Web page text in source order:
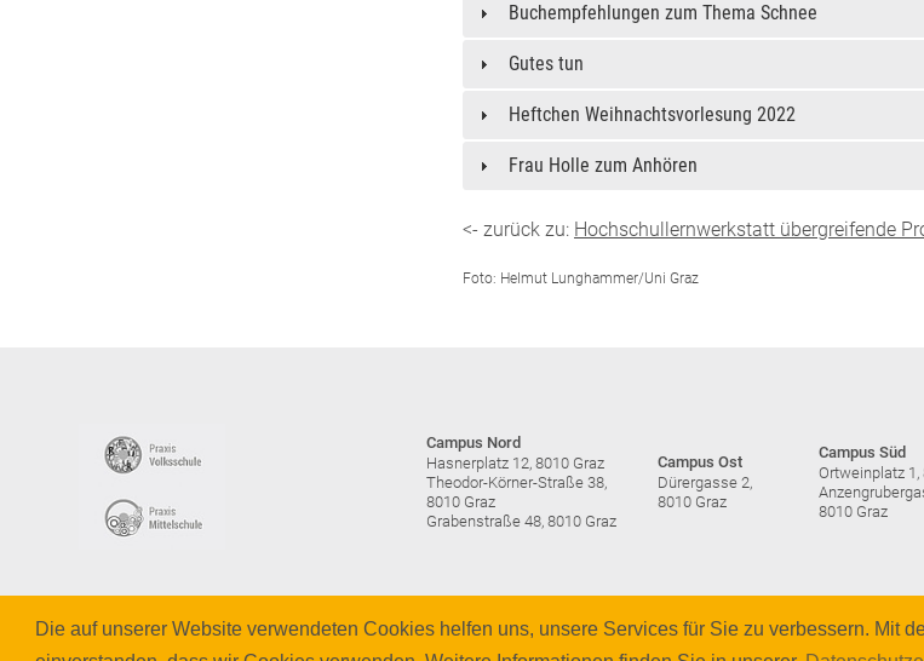
Die auf unserer Website verwendeten Cookies helfen uns, unsere Services für Sie zu verbessern. Mit
Buchempfehlungen zum Thema Schnee
Gutes tun
Heftchen Weihnachtsvorlesung 2022
Frau Holle zum Anhören
<- zurück zu: Hochschullernwerkstatt übergreifende
Foto: Helmut Lunghammer/Uni Graz
Campus Nord
Hasnerplatz 12, 8010 Graz
Theodor-Körner-Straße 38,
8010 Graz
Grabenstraße 48, 8010 Graz
Campus Ost
Dürergasse 2,
8010 Graz
Campus Süd
Ortweinplatz 1,
8010 Graz
Impressum Datenschutzerklärung Barrierefreiheit